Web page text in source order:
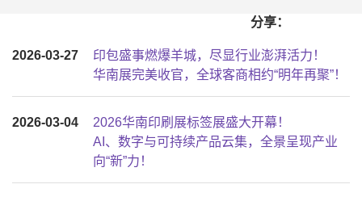
分享：
2026-03-27
印包盛事燃爆羊城，尽显行业澎湃活力！
华南展完美收官，全球客商相约“明年再聚”！
2026-03-04
2026华南印刷展标签展盛大开幕！
AI、数字与可持续产品云集，全景呈现产业
向“新”力！